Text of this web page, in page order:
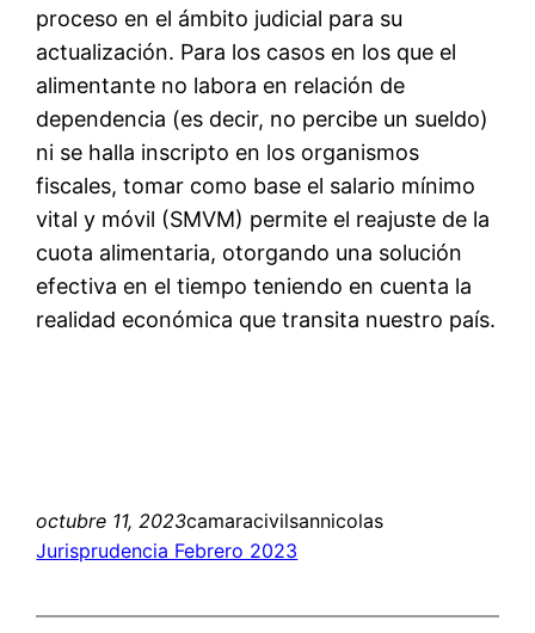
proceso en el ámbito judicial para su
actualización. Para los casos en los que el
alimentante no labora en relación de
dependencia (es decir, no percibe un sueldo)
ni se halla inscripto en los organismos
fiscales, tomar como base el salario mínimo
vital y móvil (SMVM) permite el reajuste de la
cuota alimentaria, otorgando una solución
efectiva en el tiempo teniendo en cuenta la
realidad económica que transita nuestro país.
octubre 11, 2023camaracivilsannicolas
Jurisprudencia Febrero 2023